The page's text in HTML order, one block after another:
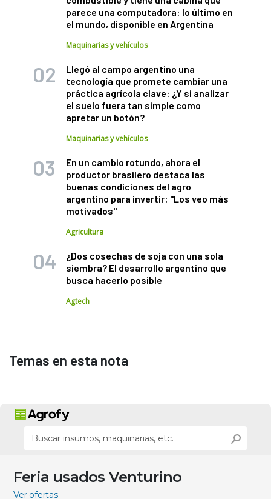
parece una computadora: lo último en
el mundo, disponible en Argentina
Maquinarias y vehículos
Llegó al campo argentino una
tecnología que promete cambiar una
práctica agrícola clave: ¿Y si analizar
el suelo fuera tan simple como
apretar un botón?
Maquinarias y vehículos
En un cambio rotundo, ahora el
productor brasilero destaca las
buenas condiciones del agro
argentino para invertir: "Los veo más
motivados"
Agricultura
¿Dos cosechas de soja con una sola
siembra? El desarrollo argentino que
busca hacerlo posible
Agtech
Temas en esta nota
Feria usados Venturino
Ver ofertas